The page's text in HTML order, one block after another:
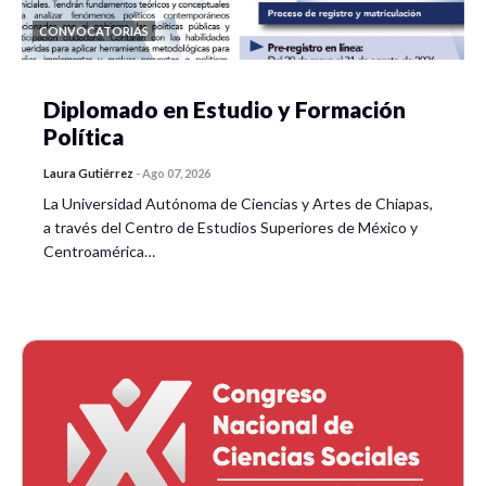
CONVOCATORIAS
Diplomado en Estudio y Formación
Política
Laura Gutiérrez -Ago 07, 2026
La Universidad Autónoma de Ciencias y Artes de Chiapas,
a través del Centro de Estudios Superiores de México y
Centroamérica…